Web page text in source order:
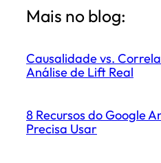
Mais no blog:
Causalidade vs.
Análise de Lift Real
8 Recursos do Google
Precisa Usar